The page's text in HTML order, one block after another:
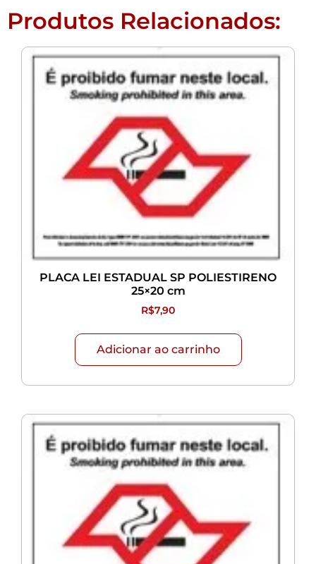
Produtos Relacionados:
PLACA LEI ESTADUAL SP POLIESTIRENO
25×20 cm
R$7,90
Adicionar ao carrinho